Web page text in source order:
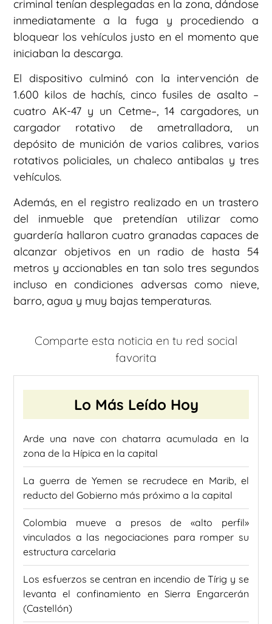
criminal tenían desplegadas en la zona, dándose
inmediatamente a la fuga y procediendo a
bloquear los vehículos justo en el momento que
iniciaban la descarga.
El dispositivo culminó con la intervención de
1.600 kilos de hachís, cinco fusiles de asalto –
cuatro AK-47 y un Cetme–, 14 cargadores, un
cargador rotativo de ametralladora, un
depósito de munición de varios calibres, varios
rotativos policiales, un chaleco antibalas y tres
vehículos.
Además, en el registro realizado en un trastero
del inmueble que pretendían utilizar como
guardería hallaron cuatro granadas capaces de
alcanzar objetivos en un radio de hasta 54
metros y accionables en tan solo tres segundos
incluso en condiciones adversas como nieve,
barro, agua y muy bajas temperaturas.
Comparte esta noticia en tu red social
favorita
Lo Más Leído Hoy
Arde una nave con chatarra acumulada en la
zona de la Hípica en la capital
La guerra de Yemen se recrudece en Marib, el
reducto del Gobierno más próximo a la capital
Colombia mueve a presos de «alto perfil»
vinculados a las negociaciones para romper su
estructura carcelaria
Los esfuerzos se centran en incendio de Tírig y se
levanta el confinamiento en Sierra Engarcerán
(Castellón)